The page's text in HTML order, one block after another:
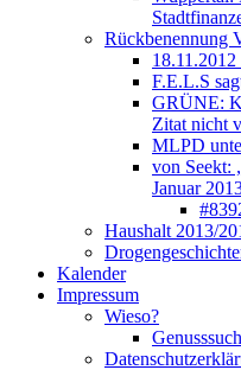
Rückbenennung
F.E.L.S
GRÜNE:
Zitat nicht
MLPD
von Seekt:
Januar
Haushalt 2013/
Kalender
Impressum
Wieso?